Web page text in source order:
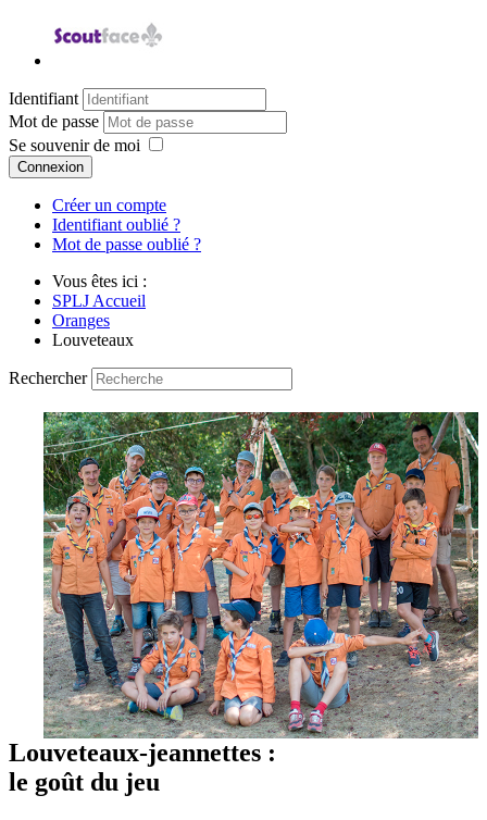
Identifiant
Mot de passe
Se souvenir de moi
Connexion
Créer un compte
Identifiant oublié ?
Mot de passe oublié ?
Vous êtes ici :
SPLJ Accueil
Oranges
Louveteaux
Rechercher
Louveteaux-jeannettes :
le goût du jeu